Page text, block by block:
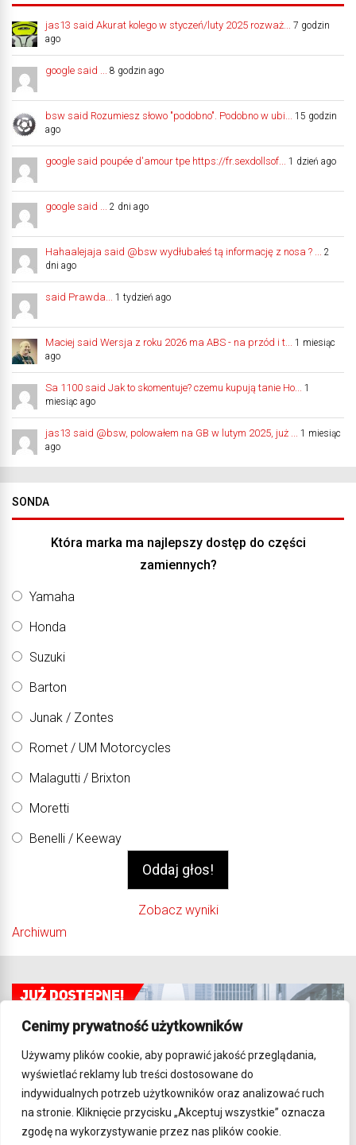
Cenimy prywatność użytkowników
Używamy plików cookie, aby poprawić jakość przeglądania,
wyświetlać reklamy lub treści dostosowane do
indywidualnych potrzeb użytkowników oraz analizować ruch
na stronie. Kliknięcie przycisku „Akceptuj wszystkie” oznacza
zgodę na wykorzystywanie przez nas plików cookie.
jas13 said Akurat kolego w styczeń/luty 2025 rozważ...
7 godzin
ago
google said ... 8 godzin ago
bsw said Rozumiesz słowo "podobno". Podobno w ubi...
15 godzin
ago
google said poupée d'amour tpe https://fr.sexdollsof... 1 dzień ago
google said ... 2 dni ago
Hahaalejaja said @bsw wydłubałeś tą informację z nosa ? ...
2
dni ago
said Prawda... 1 tydzień ago
Maciej said Wersja z roku 2026 ma ABS - na przód i t...
1 miesiąc
ago
Sa 1100 said Jak to skomentuje? czemu kupują tanie Ho...
1
miesiąc ago
jas13 said @bsw, polowałem na GB w lutym 2025, już ...
1 miesiąc
ago
SONDA
Która marka ma najlepszy dostęp do części
zamiennych?
Yamaha
Honda
Suzuki
Barton
Junak / Zontes
Romet / UM Motorcycles
Malagutti / Brixton
Moretti
Benelli / Keeway
Zobacz wyniki
Archiwum